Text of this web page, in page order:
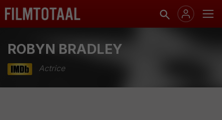
ROBYN BRADLEY
Actrice